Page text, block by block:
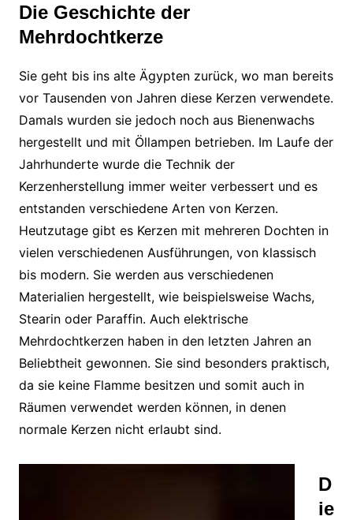
Die Geschichte der
Mehrdochtkerze
Sie geht bis ins alte Ägypten zurück, wo man bereits
vor Tausenden von Jahren diese Kerzen verwendete.
Damals wurden sie jedoch noch aus Bienenwachs
hergestellt und mit Öllampen betrieben. Im Laufe der
Jahrhunderte wurde die Technik der
Kerzenherstellung immer weiter verbessert und es
entstanden verschiedene Arten von Kerzen.
Heutzutage gibt es Kerzen mit mehreren Dochten in
vielen verschiedenen Ausführungen, von klassisch
bis modern. Sie werden aus verschiedenen
Materialien hergestellt, wie beispielsweise Wachs,
Stearin oder Paraffin. Auch elektrische
Mehrdochtkerzen haben in den letzten Jahren an
Beliebtheit gewonnen. Sie sind besonders praktisch,
da sie keine Flamme besitzen und somit auch in
Räumen verwendet werden können, in denen
normale Kerzen nicht erlaubt sind.
D
ie